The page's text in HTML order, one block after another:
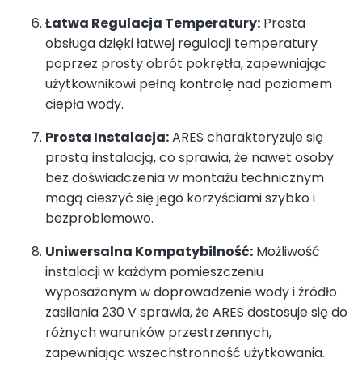
Łatwa Regulacja Temperatury: Prosta
obsługa dzięki łatwej regulacji temperatury
poprzez prosty obrót pokrętła, zapewniając
użytkownikowi pełną kontrolę nad poziomem
ciepła wody.
Prosta Instalacja:ARES charakteryzuje się
prostą instalacją, co sprawia, że nawet osoby
bez doświadczenia w montażu technicznym
mogą cieszyć się jego korzyściami szybko i
bezproblemowo.
Uniwersalna Kompatybilność: Możliwość
instalacji w każdym pomieszczeniu
wyposażonym w doprowadzenie wody i źródło
zasilania 230 V sprawia, że ARES dostosuje się do
różnych warunków przestrzennych,
zapewniając wszechstronność użytkowania.